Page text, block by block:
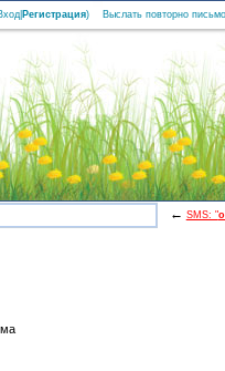
Регистрация) Выслать повторно
← SMS: "